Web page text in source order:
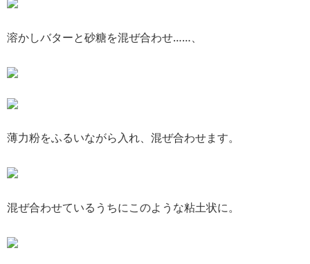
溶かしバターと砂糖を混ぜ合わせ……、
薄力粉をふるいながら入れ、混ぜ合わせます。
混ぜ合わせているうちにこのような粘土状に。